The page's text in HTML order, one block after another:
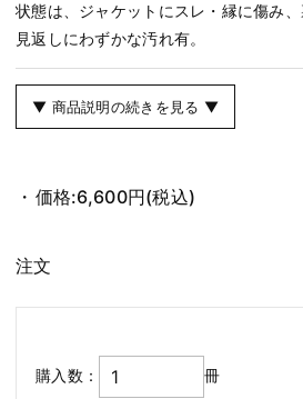
状態は、ジャケットにスレ・縁に傷み
見返しにわずかな汚れ有。
▼ 商品説明の続きを見る ▼
価格:6,600円(税込)
注文
購入数： 冊